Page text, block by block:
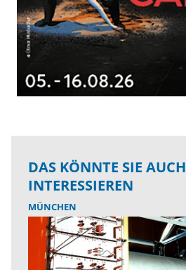
DAS KÖNNTE SIE AUCH
INTERESSIEREN
MÜNCHEN